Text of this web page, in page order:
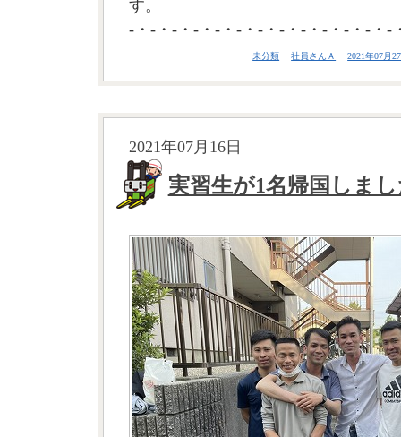
す。
-・-・-・-・-・-・-・-・-・-・-・-・-
未分類 社員さんＡ 2021年07月
2021年07月16日
実習生が1名帰国しま